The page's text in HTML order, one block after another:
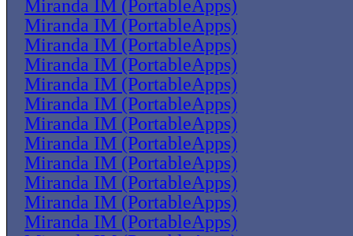
Miranda IM (PortableApps)
Miranda IM (PortableApps)
Miranda IM (PortableApps)
Miranda IM (PortableApps)
Miranda IM (PortableApps)
Miranda IM (PortableApps)
Miranda IM (PortableApps)
Miranda IM (PortableApps)
Miranda IM (PortableApps)
Miranda IM (PortableApps)
Miranda IM (PortableApps)
Miranda IM (PortableApps)